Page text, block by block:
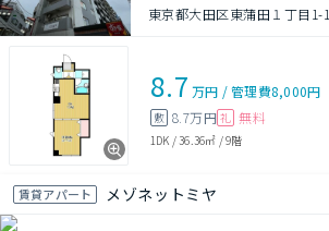
東京都大田区東蒲田１丁目1-1
8.7 万円 /管理費8,000円
敷 8.7万円 礼 無料
1DK /36.36㎡ /9階
賃貸アパート メゾネットミヤ